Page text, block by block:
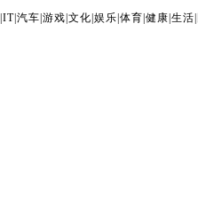
IT| 汽车 游戏 文化 娱乐 体育 健康 生活